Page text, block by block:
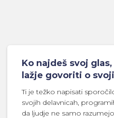
Ko najdeš svoj
lažje govoriti o
Ti je težko napisati
svojih delavnicah,
da ljudje ne samo